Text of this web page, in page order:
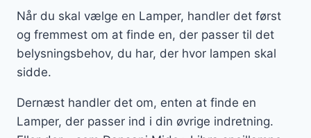
Når du skal vælge en Lamper, handler det først
og fremmest om at finde en, der passer til det
belysningsbehov, du har, der hvor lampen skal
sidde.
Dernæst handler det om, enten at finde en
Lamper, der passer ind i din øvrige indretning.